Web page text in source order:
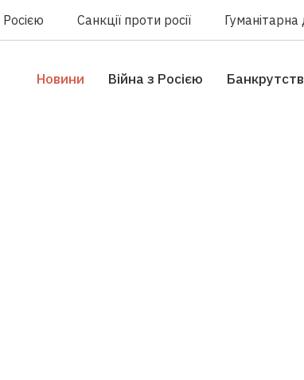
Росією Санкції проти росії
Новини Війна з Росією